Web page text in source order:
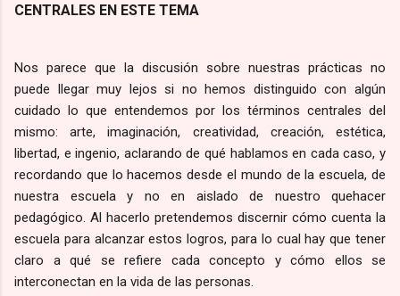
CENTRALES EN ESTE TEMA
Nos parece que la discusión sobre nuestras prácticas no
puede llegar muy lejos si no hemos distinguido con algún
cuidado lo que entendemos por los términos centrales del
mismo: arte, imaginación, creatividad, creación, estética,
libertad, e ingenio, aclarando de qué hablamos en cada caso, y
recordando que lo hacemos desde el mundo de la escuela, de
nuestra escuela y no en aislado de nuestro quehacer
pedagógico. Al hacerlo pretendemos discernir cómo cuenta la
escuela para alcanzar estos logros, para lo cual hay que tener
claro a qué se refiere cada concepto y cómo ellos se
interconectan en la vida de las personas.